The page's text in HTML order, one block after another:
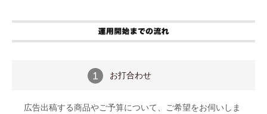
1 お打合わせ
広告出稿する商品やご予算について、ご希望をお伺いしま